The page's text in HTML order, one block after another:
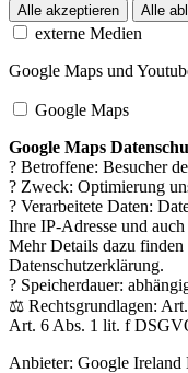
Alle akzeptieren Alle
externe Medien
Google Maps und
Google Maps
Google Maps
? Betroffene: Besucher
? Zweck: Optimierung
? Verarbeitete Daten:
Ihre IP-Adresse und
Mehr Details dazu
Datenschutzerklärung.
? Speicherdauer:
⚖️ Rechtsgrundlagen:
Art. 6 Abs. 1 lit. f
Anbieter: Google Ireland